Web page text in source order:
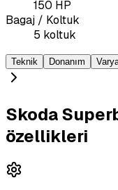
150 HP
Bagaj / Koltuk
5 koltuk
Teknik Donanım
Skoda
özellikleri